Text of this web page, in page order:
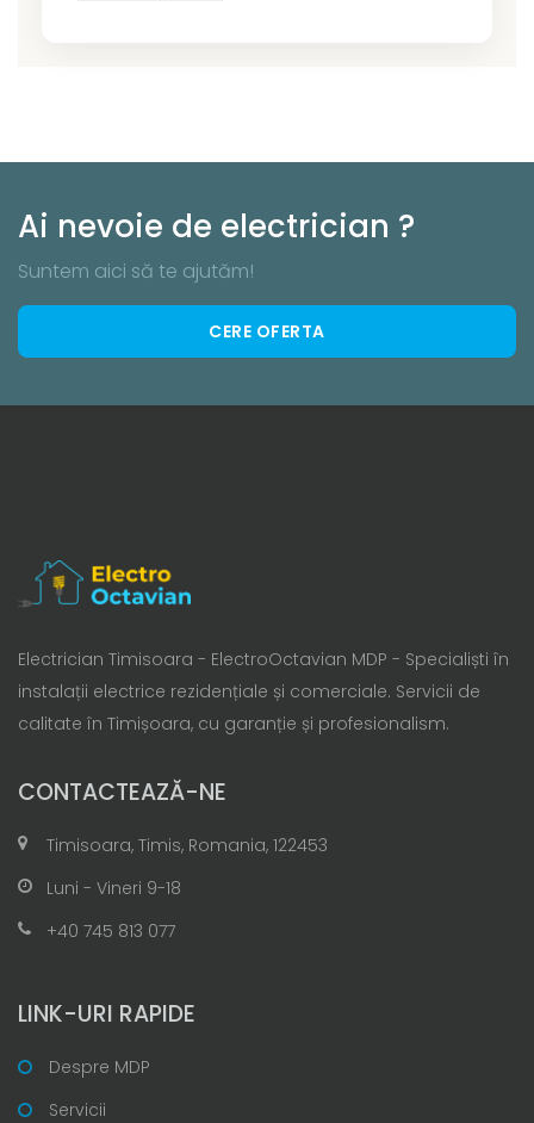
Ai nevoie de electrician ?
Suntem aici să te ajutăm!
CERE OFERTA
Electrician Timisoara - ElectroOctavian MDP - Specialiști în
instalații electrice rezidențiale și comerciale. Servicii de
calitate în Timișoara, cu garanție și profesionalism.
CONTACTEAZĂ-NE
Timisoara, Timis, Romania, 122453
Luni - Vineri 9-18
+40 745 813 077
LINK-URI RAPIDE
Despre MDP
Servicii